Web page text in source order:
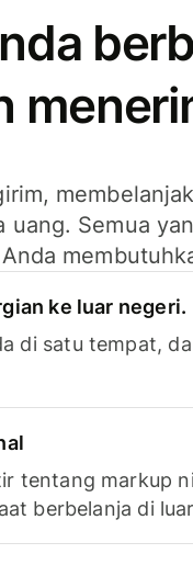
uang. Semua
ke luar negeri.
di satu tempat,
tentang markup
berbelanja di